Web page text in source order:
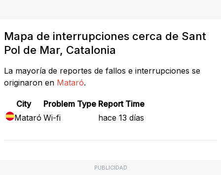
Mapa de interrupciones cerca de Sant
Pol de Mar, Catalonia
La mayoría de reportes de fallos e interrupciones se
originaron en Mataró.
City Problem Type Report Time
Mataró Wi-fi hace 13 días
PUBLICIDAD